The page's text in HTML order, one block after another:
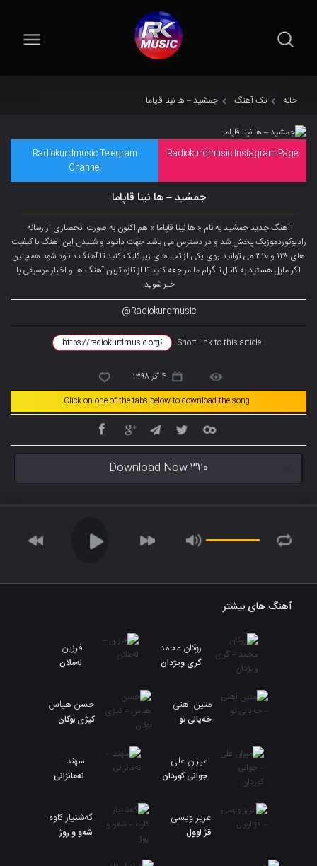
خانه تک آهنگ جمشید – ها نینا قاپاما
Radiokurdmusic Instagram Page
Radiokurdmusic Telegram
Channel
جمشید – ها نینا قاپاما
آهنگ جدید جمشید به نام « ها نینا قاپاما » هم اکنون به صورت انحصاری از رسانه
رادیوکوردموزیک پخش شد و در دسترس می باشد جهت دانلود و شنیدن این آهنگ با کیفیت
های ۱۲۸ و ۳۲۰ می توانید روی یکی از تب های زیر کلیک کنید تا آهنگ دانلود شود همچنین
اگر مایل هستید به کانال تلگرام ما مراجعه کنید تا از تازه ترین آهنگ ها و اخبار موسیقی با
خبر شوید.
Radiokurdmusic@
Short link to this article :
4 آذر 1398
Click on one of the tabs below to download the song
Download Now 320
آهنگ های بیشتر
روکان محمد
گری ویژدان
فرزین
لەملان
متین آهنی
خەیالی تو
حسن هیاس
کیژی بوکان
میران علی
جوانی کوردان
سهند
نەمانزانی
عزیز ویسی
قژ لوول
گەشتیار کاوە
شەو و روژ